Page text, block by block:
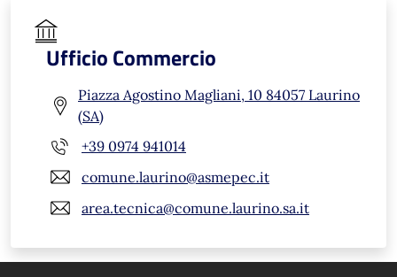
Ufficio Commercio
Piazza Agostino Magliani, 10 84057 Laurino
(SA)
+39 0974 941014
comune.laurino@asmepec.it
area.tecnica@comune.laurino.sa.it